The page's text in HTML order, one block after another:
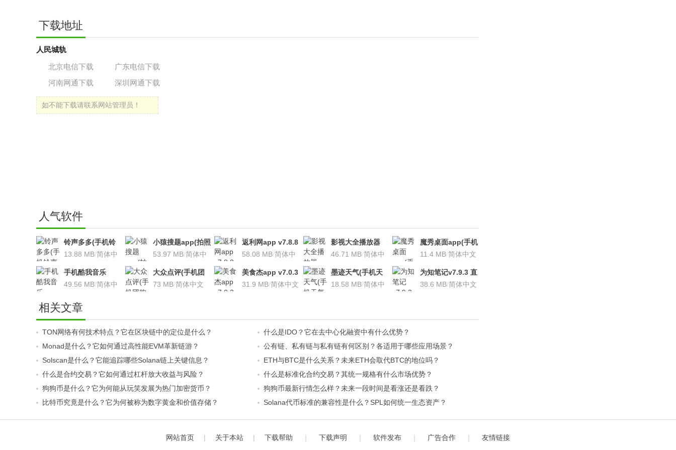
下载地址
人民城轨
北京电信下载
广东电信下载
河南网通下载
深圳网通下载
如不能下载请联系网站管理员！
人气软件
铃声多多(手机铃
声软件)v8.7.66 安
13.88 MB/简体中
小猿搜题app(拍照
搜题利器)V9.7.2安
53.97 MB/简体中
返利网app v7.8.8
安卓版
58.08 MB/简体中
影视大全播放器
v3.1.7 安卓版
46.71 MB/简体中
魔秀桌面app(手机
桌面软件)v6.8.6
11.4 MB/简体中文
手机酷我音乐
V9.2.3.5 安卓版
49.56 MB/简体中
大众点评(手机团
购软件)V10.18.4
73 MB/简体中文
美食杰app v7.0.3
安卓版
31.9 MB/简体中文
墨迹天气(手机天
气软
18.58 MB/简体中
为知笔记v7.9.3 直
装本地VIP会员版
38.6 MB/简体中文
相关文章
TON网络有何技术特点？它在区块链中的定位是什么？
什么是IDO？它在去中心化融资中有什么优势？
Monad是什么？它如何通过高性能EVM革新链游？
公有链、私有链与私有链有何区别？各适用于哪些应用场景？
Solscan是什么？它能追踪哪些Solana链上关键信息？
ETH与BTC是什么关系？未来ETH会取代BTC的地位吗？
什么是合约交易？它如何通过杠杆放大收益与风险？
什么是标准化合约交易？其统一规格有什么市场优势？
狗狗币是什么？它为何能从玩笑发展为热门加密货币？
狗狗币最新行情怎么样？未来一段时间是看涨还是看跌？
比特币究竟是什么？它为何被称为数字黄金和价值存储？
Solana代币标准的兼容性是什么？SPL如何统一生态资产？
网站首页 | 关于本站 | 下载帮助 下载声明 软件发布 广告合作 友情链接